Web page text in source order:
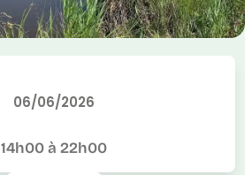
06/06/2026
14h00 à 22h00